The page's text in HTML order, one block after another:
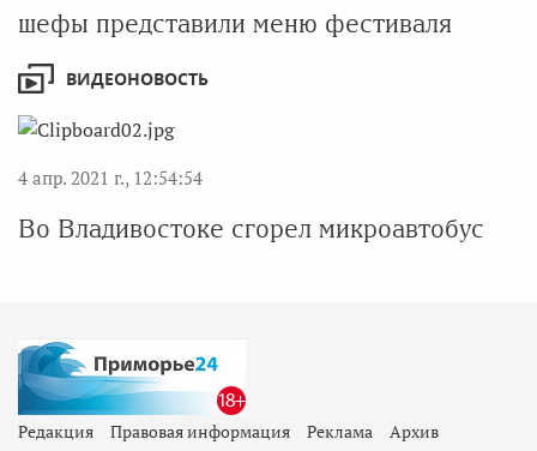
шефы представили меню фестиваля
ВИДЕОНОВОСТЬ
4 апр. 2021 г., 12:54:54
Во Владивостоке сгорел микроавтобус
Редакция Правовая информация Реклама
Архив